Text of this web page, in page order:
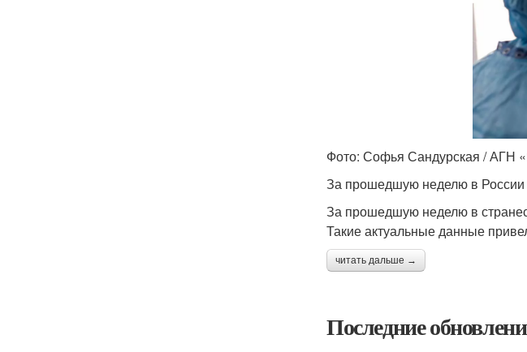
Фото: Софья Сандурская / АГН
За прошедшую неделю в России
За прошедшую неделю в
Такие актуальные данные
читать дальше →
Последние